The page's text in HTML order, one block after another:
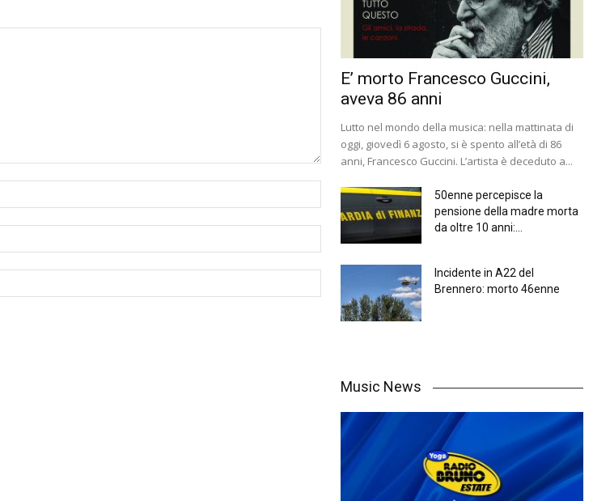
E’ morto Francesco Guccini,
aveva 86 anni
Lutto nel mondo della musica: nella mattinata di
oggi, giovedì 6 agosto, si è spento all’età di 86
anni, Francesco Guccini. L’artista è deceduto a...
50enne percepisce la
pensione della madre morta
da oltre 10 anni:...
Incidente in A22 del
Brennero: morto 46enne
Music News